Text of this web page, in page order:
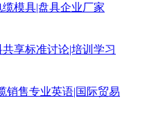
缆模具|盘具企业厂家
共享标准讨论|培训学习
销售专业英语|国际贸易